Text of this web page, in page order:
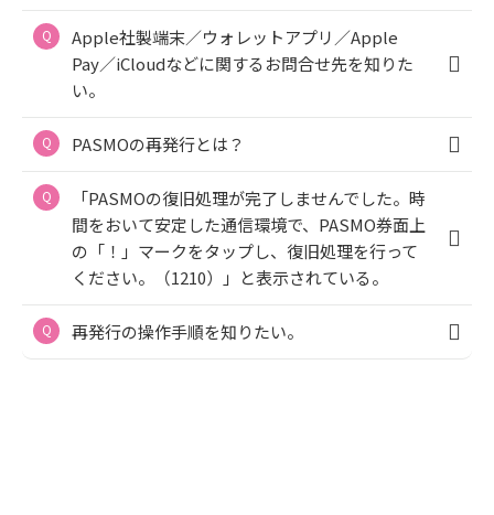
Apple社製端末／ウォレットアプリ／Apple
Pay／iCloudなどに関するお問合せ先を知りた
い。
PASMOの再発行とは？
「PASMOの復旧処理が完了しませんでした。時
間をおいて安定した通信環境で、PASMO券面上
の「！」マークをタップし、復旧処理を行って
ください。（1210）」と表示されている。
再発行の操作手順を知りたい。